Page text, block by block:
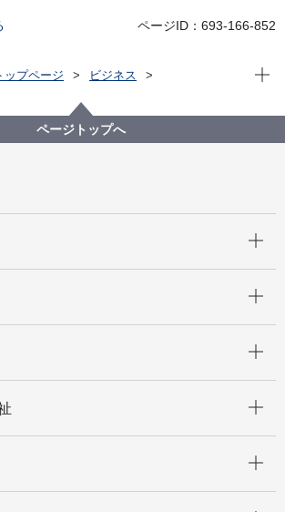
ページID：693-166-852
ップページ
ビジネス
事業者指定・委託等の手続き
型サービス関連
加算に関する届出
現在
ページトップへ